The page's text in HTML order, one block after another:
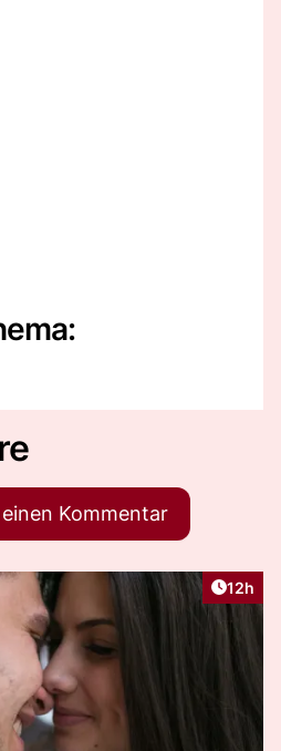
Kommentar
Artikel
12h